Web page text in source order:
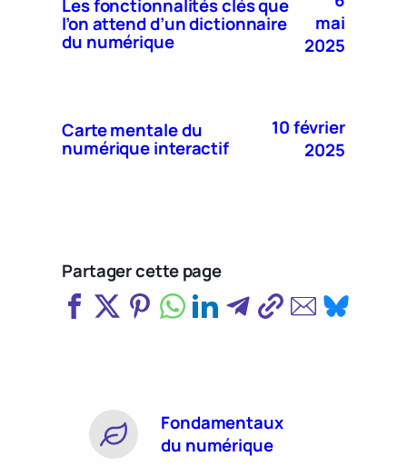
Les fonctionnalités clés que
l’on attend d’un dictionnaire
du numérique
mai
2025
Carte mentale du
numérique interactif
10 février
2025
Partager cette page
Fondamentaux
du numérique